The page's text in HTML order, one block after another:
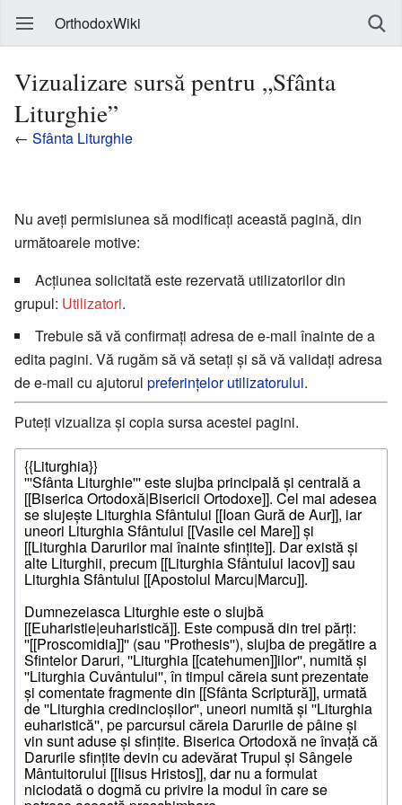
OrthodoxWiki
Vizualizare sursă pentru „Sfânta
Liturghie”
← Sfânta Liturghie
Nu aveți permisiunea să modificați această pagină, din
următoarele motive:
Acțiunea solicitată este rezervată utilizatorilor din
grupul: Utilizatori.
Trebuie să vă confirmați adresa de e-mail înainte de a
edita pagini. Vă rugăm să vă setați și să vă validați adresa
de e-mail cu ajutorul preferințelor utilizatorului.
Puteți vizualiza și copia sursa acestei pagini.